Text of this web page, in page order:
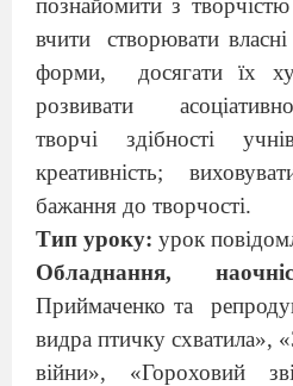
познайомити з творчістю
вчити
створювати власні
форми,
досягати їх
розвивати
творчі здібності
креативність;
бажання до творчості.
Тип уроку: урок
Обладнання,
Приймаченко та
видра птичку схватила»,
війни», «Гороховий